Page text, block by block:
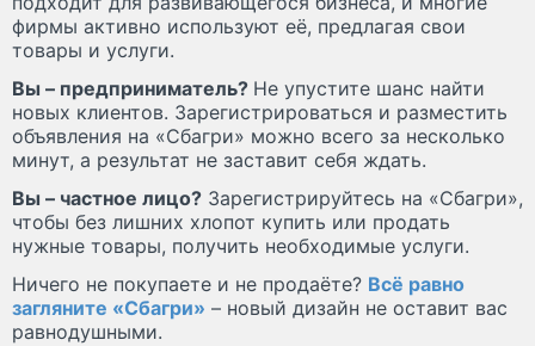
фирмы активно используют её, предлагая свои
товары и услуги.
Вы – предприниматель? Не упустите шанс найти
новых клиентов. Зарегистрироваться и разместить
объявления на «Сбагри» можно всего за несколько
минут, а результат не заставит себя ждать.
Вы – частное лицо? Зарегистрируйтесь на «Сбагри»,
чтобы без лишних хлопот купить или продать
нужные товары, получить необходимые услуги.
Ничего не покупаете и не продаёте? Всё равно
загляните «Сбагри» – новый дизайн не оставит вас
равнодушными.